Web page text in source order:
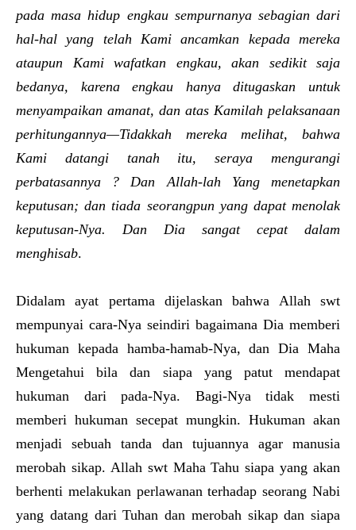
pada masa hidup engkau sempurnanya sebagian dari
hal-hal yang telah Kami ancamkan kepada mereka
ataupun Kami wafatkan engkau, akan sedikit saja
bedanya, karena engkau hanya ditugaskan untuk
menyampaikan amanat, dan atas Kamilah pelaksanaan
perhitungannya—Tidakkah mereka melihat, bahwa
Kami datangi tanah itu, seraya mengurangi
perbatasannya ? Dan Allah-lah Yang menetapkan
keputusan; dan tiada seorangpun yang dapat menolak
keputusan-Nya. Dan Dia sangat cepat dalam
menghisab.
Didalam ayat pertama dijelaskan bahwa Allah swt
mempunyai cara-Nya seindiri bagaimana Dia memberi
hukuman kepada hamba-hamab-Nya, dan Dia Maha
Mengetahui bila dan siapa yang patut mendapat
hukuman dari pada-Nya. Bagi-Nya tidak mesti
memberi hukuman secepat mungkin. Hukuman akan
menjadi sebuah tanda dan tujuannya agar manusia
merobah sikap. Allah swt Maha Tahu siapa yang akan
berhenti melakukan perlawanan terhadap seorang Nabi
yang datang dari Tuhan dan merobah sikap dan siapa